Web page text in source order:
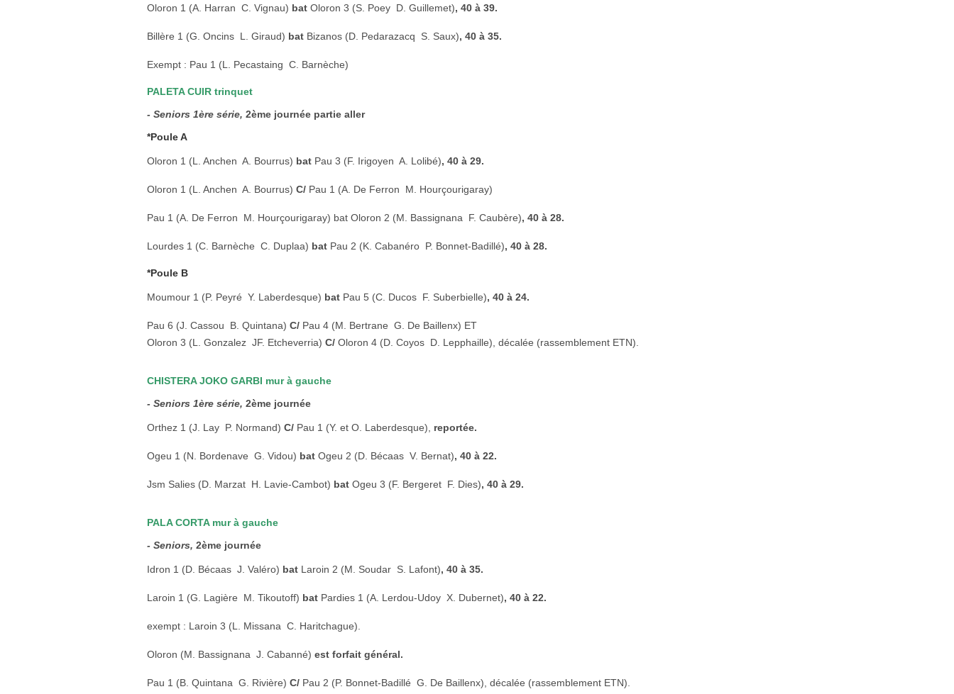
Oloron 1 (A. Harran  C. Vignau) bat Oloron 3 (S. Poey  D. Guillemet), 40 à 39.
Billère 1 (G. Oncins  L. Giraud) bat Bizanos (D. Pedarazacq  S. Saux), 40 à 35.
Exempt : Pau 1 (L. Pecastaing  C. Barnèche)
PALETA CUIR trinquet
- Seniors 1ère série, 2ème journée partie aller
*Poule A
Oloron 1 (L. Anchen  A. Bourrus) bat Pau 3 (F. Irigoyen  A. Lolibé), 40 à 29.
Oloron 1 (L. Anchen  A. Bourrus) C/ Pau 1 (A. De Ferron  M. Hourçourigaray)
Pau 1 (A. De Ferron  M. Hourçourigaray) bat Oloron 2 (M. Bassignana  F. Caubère), 40 à 28.
Lourdes 1 (C. Barnèche  C. Duplaa) bat Pau 2 (K. Cabanéro  P. Bonnet-Badillé), 40 à 28.
*Poule B
Moumour 1 (P. Peyré  Y. Laberdesque) bat Pau 5 (C. Ducos  F. Suberbielle), 40 à 24.
Pau 6 (J. Cassou  B. Quintana) C/ Pau 4 (M. Bertrane  G. De Baillenx) ET
Oloron 3 (L. Gonzalez  JF. Etcheverria) C/ Oloron 4 (D. Coyos  D. Lepphaille), décalée (rassemblement ETN).
CHISTERA JOKO GARBI mur à gauche
- Seniors 1ère série, 2ème journée
Orthez 1 (J. Lay  P. Normand) C/ Pau 1 (Y. et O. Laberdesque), reportée.
Ogeu 1 (N. Bordenave  G. Vidou) bat Ogeu 2 (D. Bécaas  V. Bernat), 40 à 22.
Jsm Salies (D. Marzat  H. Lavie-Cambot) bat Ogeu 3 (F. Bergeret  F. Dies), 40 à 29.
PALA CORTA mur à gauche
- Seniors, 2ème journée
Idron 1 (D. Bécaas  J. Valéro) bat Laroin 2 (M. Soudar  S. Lafont), 40 à 35.
Laroin 1 (G. Lagière  M. Tikoutoff) bat Pardies 1 (A. Lerdou-Udoy  X. Dubernet), 40 à 22.
exempt : Laroin 3 (L. Missana  C. Haritchague).
Oloron (M. Bassignana  J. Cabanné) est forfait général.
Pau 1 (B. Quintana  G. Rivière) C/ Pau 2 (P. Bonnet-Badillé  G. De Baillenx), décalée (rassemblement ETN).